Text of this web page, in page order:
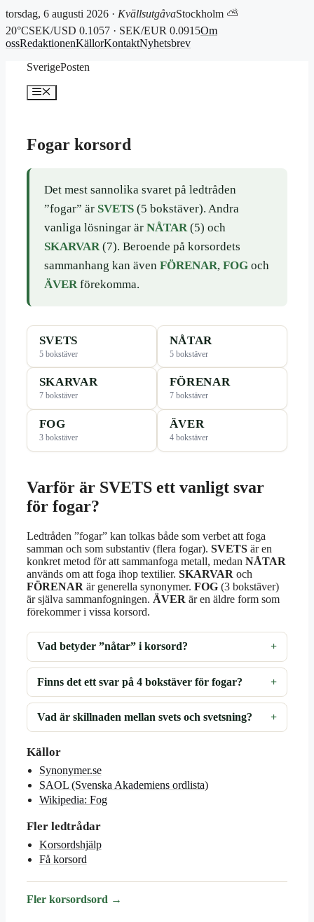
torsdag, 6 augusti 2026 · KvällsutgåvaStockholm ⛅
20°CSEK/USD 0.1057 · SEK/EUR 0.0915Om
ossRedaktionenKällorKontaktNyhetsbrev
SverigePosten
Meny
Fogar korsord
Det mest sannolika svaret på ledtråden
”fogar” är SVETS(5 bokstäver). Andra
vanliga lösningar är NÅTAR(5) och
SKARVAR(7). Beroende på korsordets
sammanhang kan även FÖRENAR, FOGoch
ÄVERförekomma.
SVETS
5 bokstäver
NÅTAR
5 bokstäver
SKARVAR
7 bokstäver
FÖRENAR
7 bokstäver
FOG
3 bokstäver
ÄVER
4 bokstäver
Varför är SVETS ett vanligt svar
för fogar?
Ledtråden ”fogar” kan tolkas både som verbet att foga
samman och som substantiv (flera fogar). SVETS är en
konkret metod för att sammanfoga metall, medan NÅTAR
används om att foga ihop textilier. SKARVAR och
FÖRENAR är generella synonymer. FOG (3 bokstäver)
är själva sammanfogningen. ÄVER är en äldre form som
förekommer i vissa korsord.
Vad betyder ”nåtar” i korsord?
Finns det ett svar på 4 bokstäver för fogar?
Vad är skillnaden mellan svets och svetsning?
Källor
Synonymer.se
SAOL (Svenska Akademiens ordlista)
Wikipedia: Fog
Fler ledtrådar
Korsordshjälp
Få korsord
Fler korsordsord →